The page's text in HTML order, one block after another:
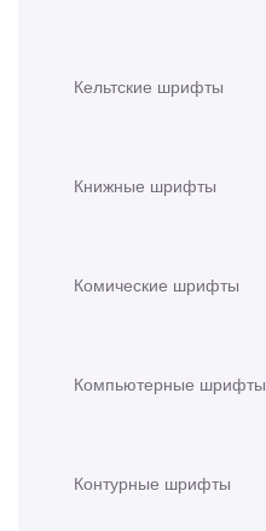
Кельтские шрифты
Книжные шрифты
Комические шрифты
Компьютерные шрифты
Контурные шрифты